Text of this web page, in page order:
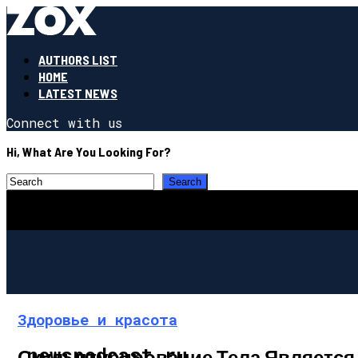
AUTHORS LIST
HOME
LATEST NEWS
Connect with us
Hi, What Are You Looking For?
Здоровье и красота